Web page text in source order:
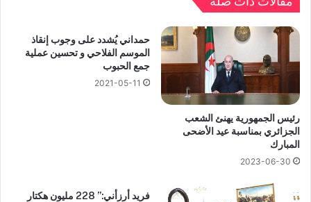
رئيس الجمهورية يهنئ الشعب
الجزائري بمناسبة عيد الأضحى
المبارك
2023-06-30
حمداني يُشدد على وجوب إنقاذ
الموسم الفلاحي و تحسين عملية
جمع الحبوب
2021-05-11
فريد أرزأني:” 228 مليون هكتار